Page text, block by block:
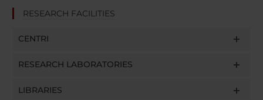
RESEARCH FACILITIES
CENTRI
RESEARCH LABORATORIES
LIBRARIES